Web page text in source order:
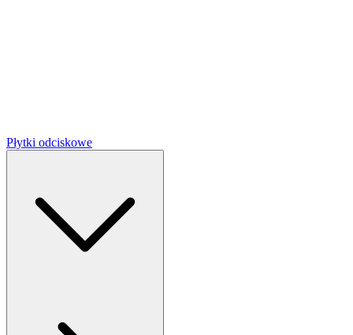
Płytki odciskowe